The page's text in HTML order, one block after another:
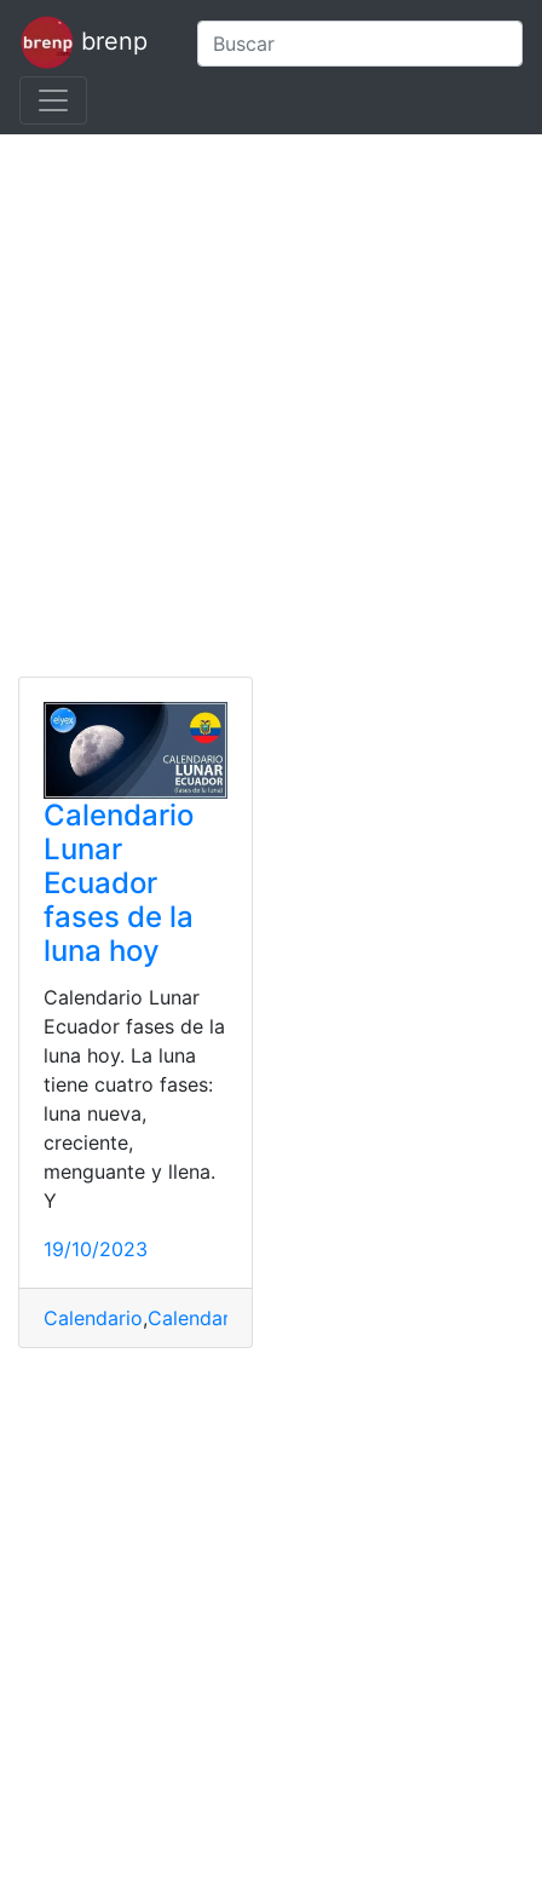
brenp
Calendario
Lunar
Ecuador
fases de la
luna hoy
Calendario Lunar
Ecuador fases de la
luna hoy. La luna
tiene cuatro fases:
luna nueva,
creciente,
menguante y llena.
Y
19/10/2023
Calendario,Calendario Lunar